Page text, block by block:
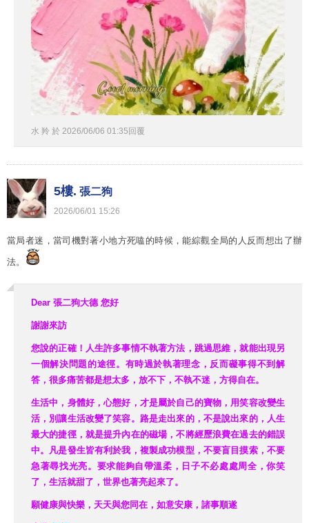
水 羚 於 2026/06/06 01 :35回覆
5樓. 張二狗
2026/06/01 15:26
當局者迷，當司機對著小地方死嗑的時候，能綜觀全局的人反而想出了辦
法。
Dear 張二狗大德 您好
謝謝來訪
您說的正確！人生許多事情不執著方法，跳過思維，就能出現另
一個解決問題的途徑。有時過於執著理念，反而礙事得不到解
答，很多痛苦都是想太多，放不下，不執不迷，方得自在。
生活中，身體好，心態好，才是屬於自己的寶物，用笑容改變生
活，別讓生活改變了笑容。路是走出來的，不是說出來的，人生
最大的捷徑，就是提升內在的磁場，不將經歷浪費在過去的錯誤
中。凡是發生皆有利於我，複製成功模型，不要盲目摸索，不要
急著尋找光亮。要求能夠自帶溫柔，日子不必處處周全，你笑
了，生活就甜了 ，世界也著亮起來了。
願健康與快樂，天天與您同在，如意安康，諸事順遂